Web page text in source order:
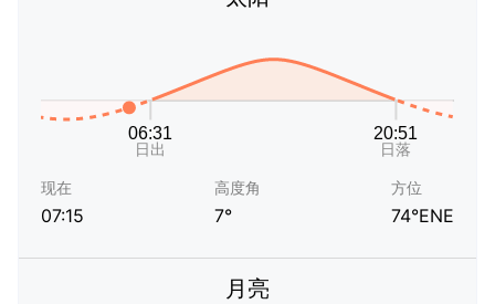
现在
07:15
高度角
7°
方位
74°ENE
月亮